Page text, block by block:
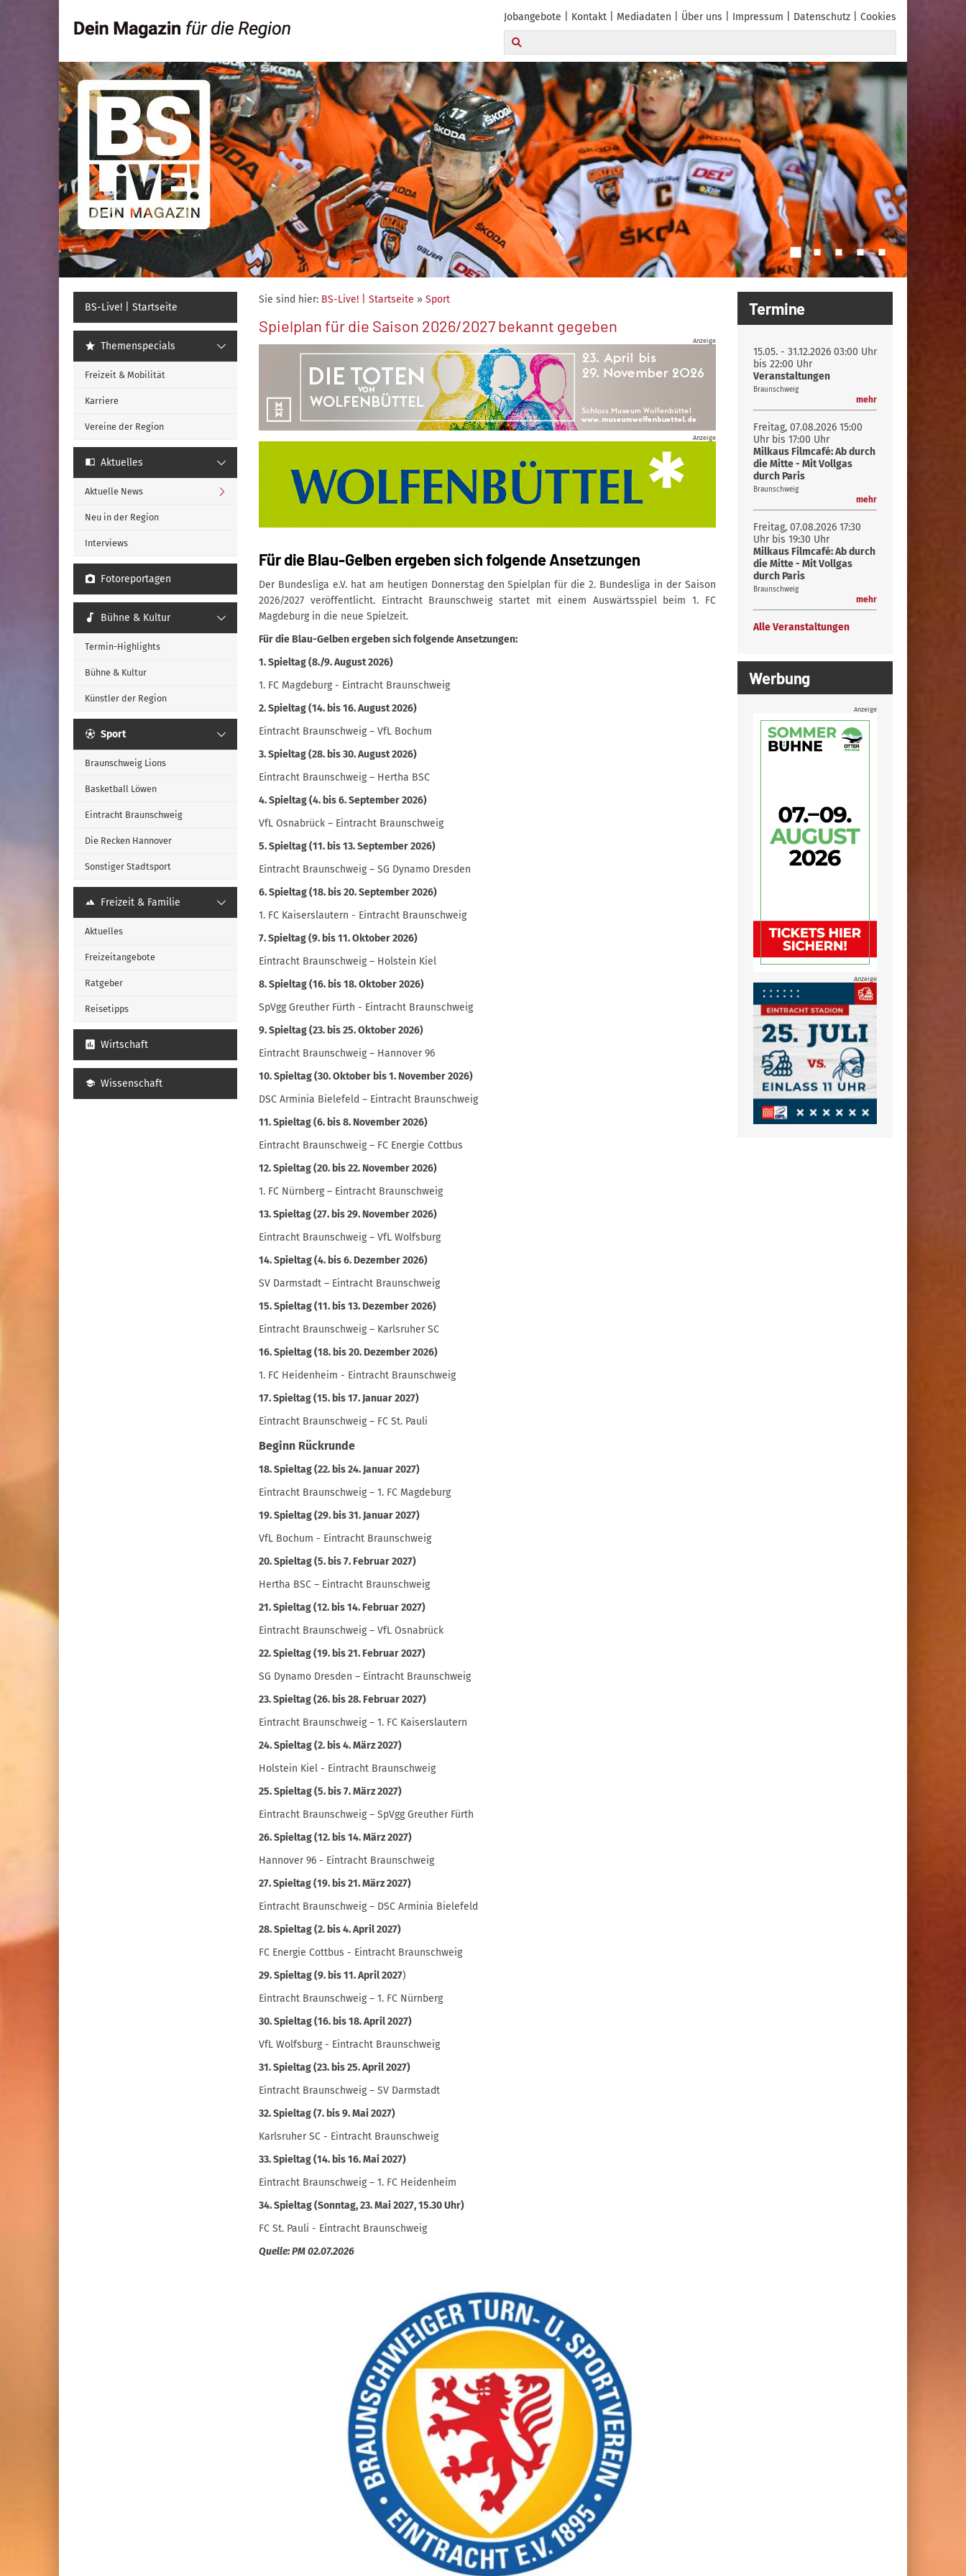
Jobangebote Kontakt Mediadaten Über uns Impressum Datenschutz Cookies
BS-Live! | Startseite
Themenspecials
Freizeit & Mobilität
Karriere
Vereine der Region
Aktuelles
Aktuelle News
Neu in der Region
Interviews
Fotoreportagen
Bühne & Kultur
Termin-Highlights
Bühne & Kultur
Künstler der Region
Sport
Braunschweig Lions
Basketball Löwen
Eintracht Braunschweig
Die Recken Hannover
Sonstiger Stadtsport
Freizeit & Familie
Aktuelles
Freizeitangebote
Ratgeber
Reisetipps
Wirtschaft
Wissenschaft
Sie sind hier: BS-Live! | Startseite » Sport
Spielplan für die Saison 2026/2027 bekannt gegeben
Anzeige
Anzeige
Für die Blau-Gelben ergeben sich folgende Ansetzungen
Der Bundesliga e.V. hat am heutigen Donnerstag den Spielplan für die 2. Bundesliga in der Saison
2026/2027 veröffentlicht. Eintracht Braunschweig startet mit einem Auswärtsspiel beim 1. FC
Magdeburg in die neue Spielzeit.
Für die Blau-Gelben ergeben sich folgende Ansetzungen:
1. Spieltag (8./9. August 2026)
1. FC Magdeburg - Eintracht Braunschweig
2. Spieltag (14. bis 16. August 2026)
Eintracht Braunschweig – VfL Bochum
3. Spieltag (28. bis 30. August 2026)
Eintracht Braunschweig – Hertha BSC
4. Spieltag (4. bis 6. September 2026)
VfL Osnabrück – Eintracht Braunschweig
5. Spieltag (11. bis 13. September 2026)
Eintracht Braunschweig – SG Dynamo Dresden
6. Spieltag (18. bis 20. September 2026)
1. FC Kaiserslautern - Eintracht Braunschweig
7. Spieltag (9. bis 11. Oktober 2026)
Eintracht Braunschweig – Holstein Kiel
8. Spieltag (16. bis 18. Oktober 2026)
SpVgg Greuther Fürth - Eintracht Braunschweig
9. Spieltag (23. bis 25. Oktober 2026)
Eintracht Braunschweig – Hannover 96
10. Spieltag (30. Oktober bis 1. November 2026)
DSC Arminia Bielefeld – Eintracht Braunschweig
11. Spieltag (6. bis 8. November 2026)
Eintracht Braunschweig – FC Energie Cottbus
12. Spieltag (20. bis 22. November 2026)
1. FC Nürnberg – Eintracht Braunschweig
13. Spieltag (27. bis 29. November 2026)
Eintracht Braunschweig – VfL Wolfsburg
14. Spieltag (4. bis 6. Dezember 2026)
SV Darmstadt – Eintracht Braunschweig
15. Spieltag (11. bis 13. Dezember 2026)
Eintracht Braunschweig – Karlsruher SC
16. Spieltag (18. bis 20. Dezember 2026)
1. FC Heidenheim - Eintracht Braunschweig
17. Spieltag (15. bis 17. Januar 2027)
Eintracht Braunschweig – FC St. Pauli
Beginn Rückrunde
18. Spieltag (22. bis 24. Januar 2027)
Eintracht Braunschweig – 1. FC Magdeburg
19. Spieltag (29. bis 31. Januar 2027)
VfL Bochum - Eintracht Braunschweig
20. Spieltag (5. bis 7. Februar 2027)
Hertha BSC – Eintracht Braunschweig
21. Spieltag (12. bis 14. Februar 2027)
Eintracht Braunschweig – VfL Osnabrück
22. Spieltag (19. bis 21. Februar 2027)
SG Dynamo Dresden – Eintracht Braunschweig
23. Spieltag (26. bis 28. Februar 2027)
Eintracht Braunschweig – 1. FC Kaiserslautern
24. Spieltag (2. bis 4. März 2027)
Holstein Kiel - Eintracht Braunschweig
25. Spieltag (5. bis 7. März 2027)
Eintracht Braunschweig – SpVgg Greuther Fürth
26. Spieltag (12. bis 14. März 2027)
Hannover 96 - Eintracht Braunschweig
27. Spieltag (19. bis 21. März 2027)
Eintracht Braunschweig – DSC Arminia Bielefeld
28. Spieltag (2. bis 4. April 2027)
FC Energie Cottbus - Eintracht Braunschweig
29. Spieltag (9. bis 11. April 2027)
Eintracht Braunschweig – 1. FC Nürnberg
30. Spieltag (16. bis 18. April 2027)
VfL Wolfsburg - Eintracht Braunschweig
31. Spieltag (23. bis 25. April 2027)
Eintracht Braunschweig – SV Darmstadt
32. Spieltag (7. bis 9. Mai 2027)
Karlsruher SC - Eintracht Braunschweig
33. Spieltag (14. bis 16. Mai 2027)
Eintracht Braunschweig – 1. FC Heidenheim
34. Spieltag (Sonntag, 23. Mai 2027, 15.30 Uhr)
FC St. Pauli - Eintracht Braunschweig
Quelle: PM 02.07.2026
Termine
15.05. - 31.12.2026 03:00 Uhr
bis 22:00 Uhr
Veranstaltungen
Braunschweig
mehr
Freitag, 07.08.2026 15:00
Uhr bis 17:00 Uhr
Milkaus Filmcafé: Ab durch
die Mitte - Mit Vollgas
durch Paris
Braunschweig
mehr
Freitag, 07.08.2026 17:30
Uhr bis 19:30 Uhr
Milkaus Filmcafé: Ab durch
die Mitte - Mit Vollgas
durch Paris
Braunschweig
mehr
Alle Veranstaltungen
Werbung
Anzeige
Anzeige